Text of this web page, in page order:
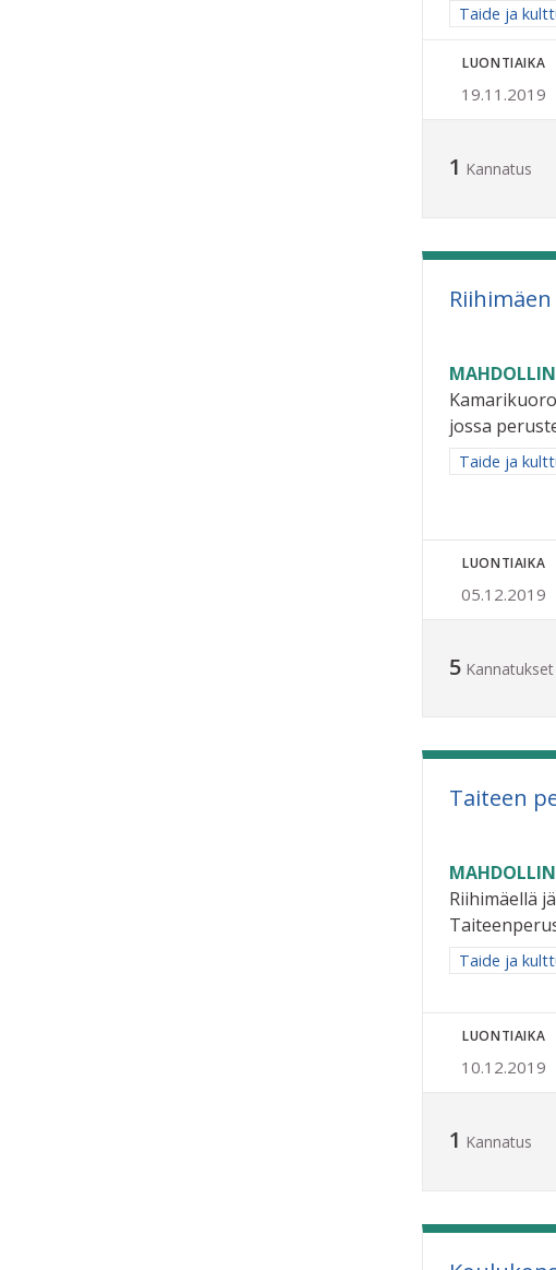
Rajaa
Taide ja
LUONTIAIKA
19.11.2019
1 Kannatus
jossa
Rajaa
Taide ja
LUONTIAIKA
05.12.2019
5 Kannatukset
Taiteen
Riihimäellä
Rajaa
Taide ja
LUONTIAIKA
10.12.2019
1 Kannatus